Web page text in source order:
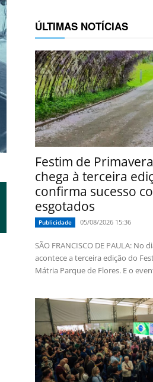
ÚLTIMAS NOTÍCIAS
Festim de
chega à terceira
confirma sucesso
esgotados
Publicidade 05/08/2026 15:36
SÃO FRANCISCO DE PAULA: No
acontece a terceira edição do
Mátria Parque de Flores. E o